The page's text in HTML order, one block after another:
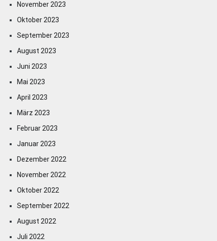
November 2023
Oktober 2023
September 2023
August 2023
Juni 2023
Mai 2023
April 2023
März 2023
Februar 2023
Januar 2023
Dezember 2022
November 2022
Oktober 2022
September 2022
August 2022
Juli 2022